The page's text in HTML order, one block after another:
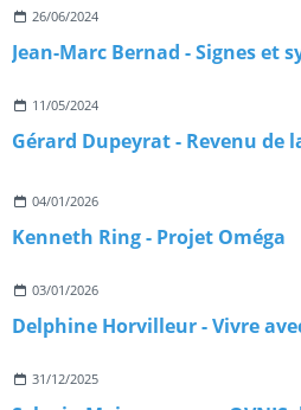
26/06/2024
Jean-Marc Bernad - Signes et
11/05/2024
Gérard Dupeyrat - Revenu de
04/01/2026
Kenneth Ring - Projet Oméga
03/01/2026
Delphine Horvilleur - Vivre
31/12/2025